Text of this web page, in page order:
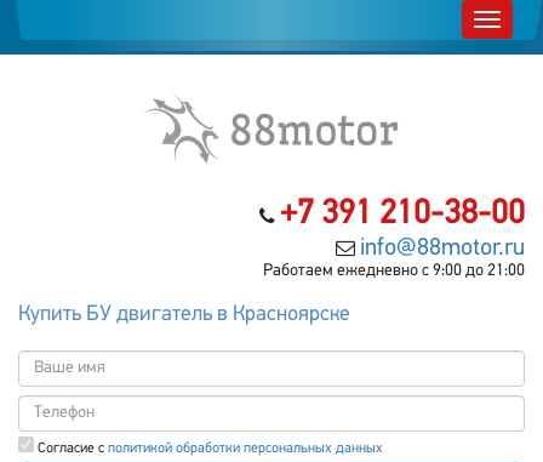
+7 391 210-38-00
info@88motor.ru
Работаем ежедневно с 9:00 до 21:00
Купить БУ двигатель в Красноярске
Согласие с политикой обработки персональных данных